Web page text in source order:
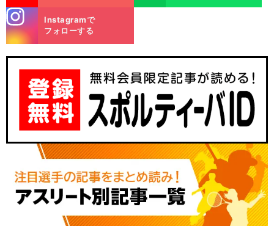
】
？
m
Instagramで
フォローする